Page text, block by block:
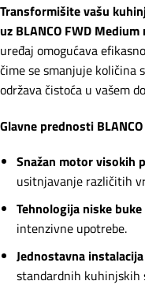
Transformišite vašu
uz BLANCO FWD
uređaj omogućava
čime se smanjuje
održava čistoća u vašem
Glavne prednosti
Snažan motor visokih
usitnjavanje različitih
Tehnologija niske buke
intenzivne upotrebe.
Jednostavna
standardnih kuhinjskih